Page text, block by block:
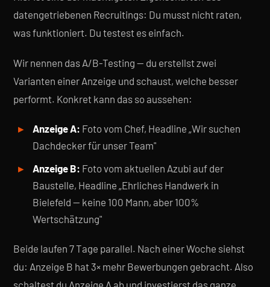
datengetriebenen Recruitings: Du musst nicht raten,
was funktioniert. Du testest es einfach.
Wir nennen das A/B-Testing — du erstellst zwei
Varianten einer Anzeige und schaust, welche besser
performt. Konkret kann das so aussehen:
Anzeige A: Foto vom Chef, Headline „Wir suchen
Dachdecker für unser Team"
Anzeige B: Foto vom aktuellen Azubi auf der
Baustelle, Headline „Ehrliches Handwerk in
Bielefeld — keine 100 Mann, aber 100%
Wertschätzung"
Beide laufen 7 Tage parallel. Nach einer Woche siehst
du: Anzeige B hat 3× mehr Bewerbungen gebracht. Also
schaltest du Anzeige A ab und investierst das ganze